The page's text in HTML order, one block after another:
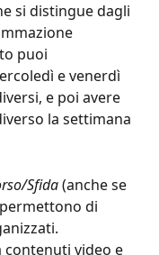
si distingue dagli
puoi
e venerdì
e poi avere
la settimana
Sfida (anche se
di
contenuti video e